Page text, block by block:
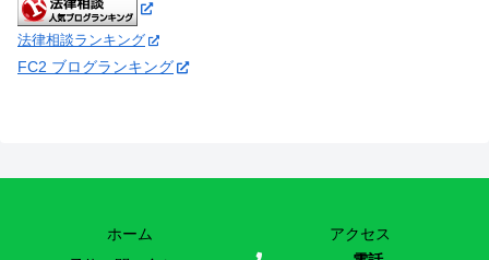
法律相談ランキング
FC2 ブログランキング
ホーム
アクセス